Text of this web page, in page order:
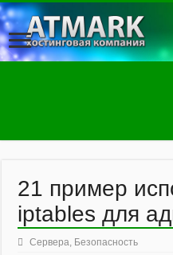
21 пример
iptables для
Сервера, Безопасность